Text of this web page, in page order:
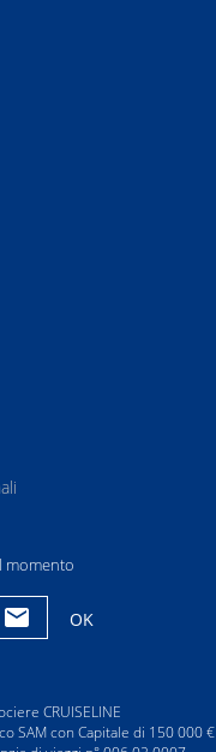
momento
OK
CRUISELINE
SAM con Capitale di 150 000 €